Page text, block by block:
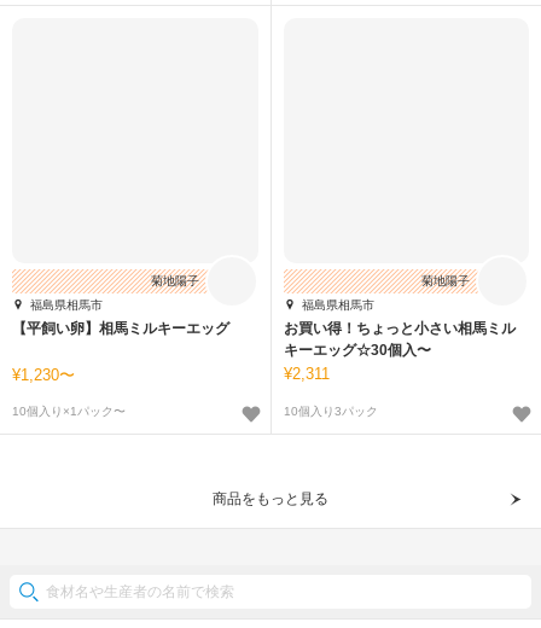
【平飼い卵】相馬ミルキーエッグ
1,230〜
10個入り×1パック〜
菊地陽子
福島県相馬市
お買い得！ちょっと小さい相馬ミル
キーエッグ☆30個入〜
2,311
10個入り3パック
菊地陽子
福島県相馬市
商品をもっと見る